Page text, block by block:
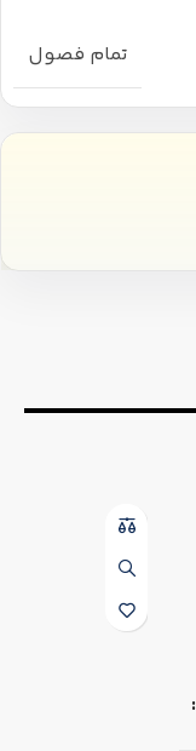
تمام فصول